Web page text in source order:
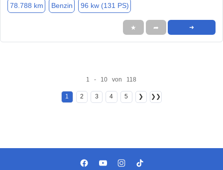
78.788 km Benzin 96 kw (131 PS)
★ ➦ ➜
1 - 10 von 118
1 2 3 4 5 ❯ ❯❯